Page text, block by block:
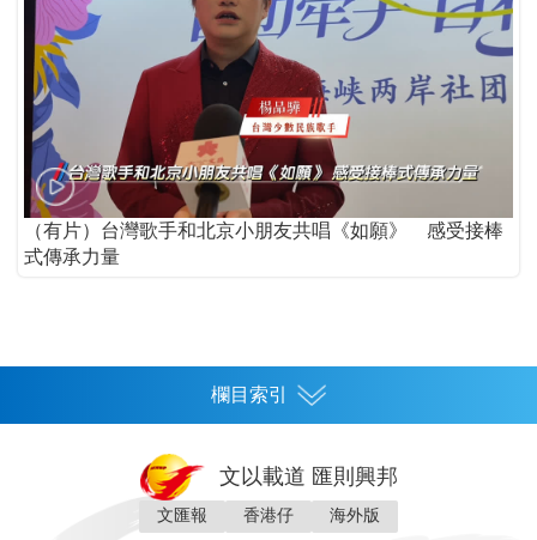
（有片）台灣歌手和北京小朋友共唱《如願》 感受接棒
式傳承力量
欄目索引
文以載道 匯則興邦
文匯報 香港仔 海外版